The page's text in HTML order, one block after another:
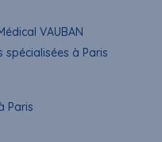
VAUBAN
spécialisées à Paris
Paris